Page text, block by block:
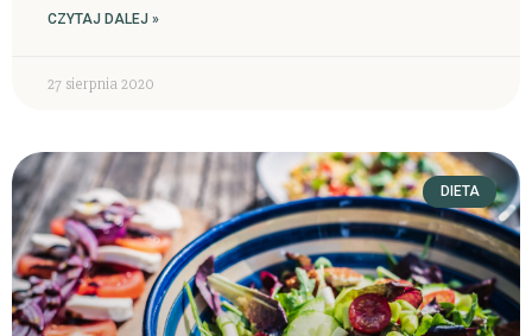
CZYTAJ DALEJ »
27 sierpnia 2020
DIETA